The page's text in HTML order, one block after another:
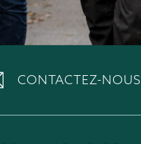
CONTACTEZ-NOUS